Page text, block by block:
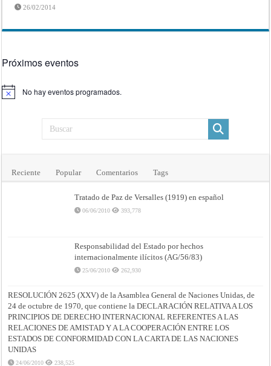
26/02/2014
Próximos eventos
Aviso No hay eventos programados.
Reciente Popular Comentarios Tags
Tratado de Paz de Versalles (1919) en español
06/06/2010 393,778
Responsabilidad del Estado por hechos
internacionalmente ilícitos (AG/56/83)
25/06/2010 262,930
RESOLUCIÓN 2625 (XXV) de la Asamblea General de Naciones Unidas, de
24 de octubre de 1970, que contiene la DECLARACIÓN RELATIVA A LOS
PRINCIPIOS DE DERECHO INTERNACIONAL REFERENTES A LAS
RELACIONES DE AMISTAD Y A LA COOPERACIÓN ENTRE LOS
ESTADOS DE CONFORMIDAD CON LA CARTA DE LAS NACIONES
UNIDAS
24/06/2010 238,525